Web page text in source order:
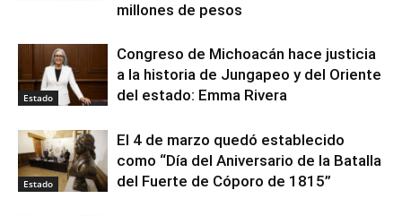
millones de pesos
Estado
Congreso de Michoacán hace justicia
a la historia de Jungapeo y del Oriente
del estado: Emma Rivera
Estado
El 4 de marzo quedó establecido
como “Día del Aniversario de la Batalla
del Fuerte de Cóporo de 1815”